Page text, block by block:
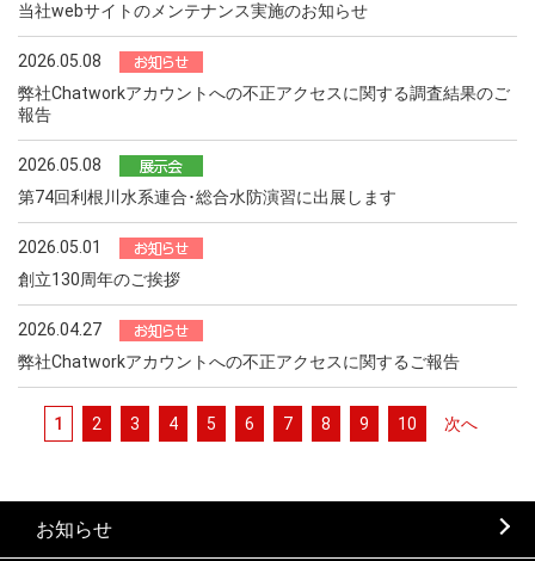
当社webサイトのメンテナンス実施のお知らせ
2026.05.08
弊社Chatworkアカウントへの不正アクセスに関する調査結果のご
報告
2026.05.08
第74回利根川水系連合･総合水防演習に出展します
2026.05.01
創立130周年のご挨拶
2026.04.27
弊社Chatworkアカウントへの不正アクセスに関するご報告
1 2 3 4 5 6 7 8 9 10 次へ
お知らせ